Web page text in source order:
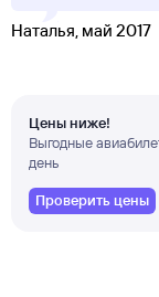
Наталья, май 2017
Цены ниже!
Выгодные
день
Проверить цены